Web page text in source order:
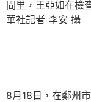
間里，王亞如在檢
華社記者 李安 攝
8月18日，在鄭州